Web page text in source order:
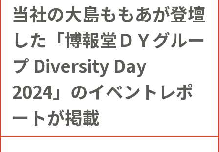
VI
YOMIKOグループ ビジョン・パーパ
コミュニティクリエイション®
コミュニティクリエイションの仕掛け
人
NEWS
ニュースリリース
お知らせ
博報堂ＤＹグループトピックス
SERVICE
CIVIC PRIDE®コンサルティング
SUSTAINABILITY
当社の大島ももあが登壇
した「博報堂ＤＹグルー
プ Diversity Day
2024」のイベントレポ
ートが掲載